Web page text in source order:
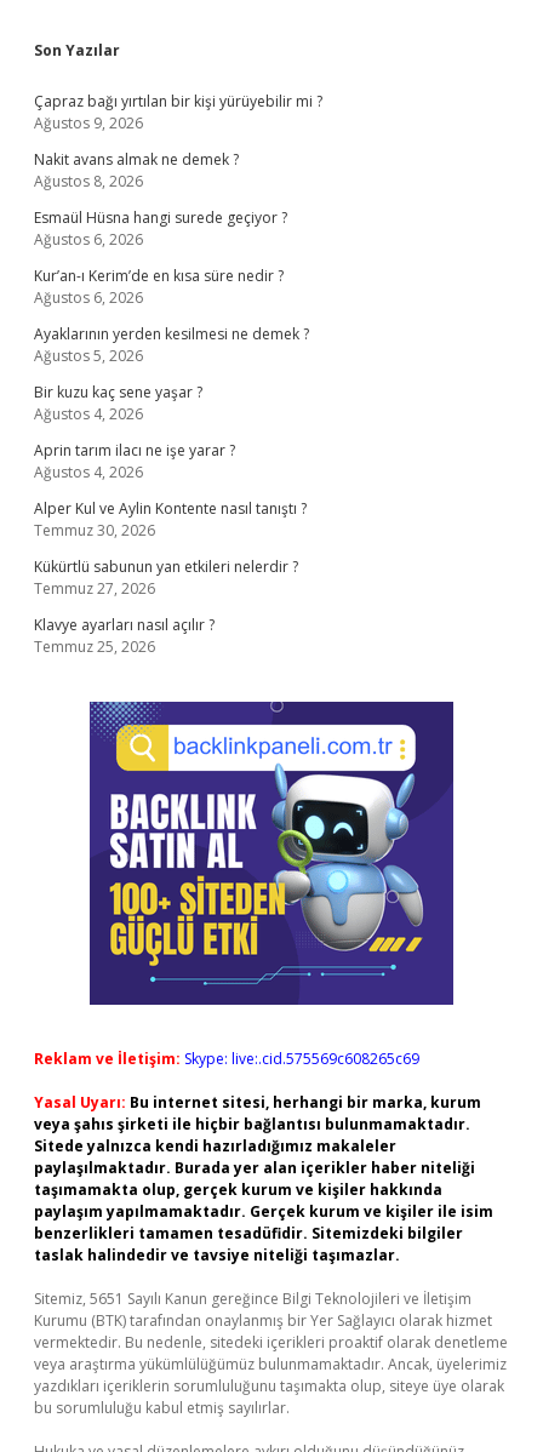
Sidebar
Son Yazılar
Çapraz bağı yırtılan bir kişi yürüyebilir mi ?
Ağustos 9, 2026
Nakit avans almak ne demek ?
Ağustos 8, 2026
Esmaül Hüsna hangi surede geçiyor ?
Ağustos 6, 2026
Kur’an-ı Kerim’de en kısa süre nedir ?
Ağustos 6, 2026
Ayaklarının yerden kesilmesi ne demek ?
Ağustos 5, 2026
Bir kuzu kaç sene yaşar ?
Ağustos 4, 2026
Aprin tarım ilacı ne işe yarar ?
Ağustos 4, 2026
Alper Kul ve Aylin Kontente nasıl tanıştı ?
Temmuz 30, 2026
Kükürtlü sabunun yan etkileri nelerdir ?
Temmuz 27, 2026
Klavye ayarları nasıl açılır ?
Temmuz 25, 2026
Reklam ve İletişim: Skype: live:.cid.575569c608265c69
Yasal Uyarı: Bu internet sitesi, herhangi bir marka, kurum
veya şahıs şirketi ile hiçbir bağlantısı bulunmamaktadır.
Sitede yalnızca kendi hazırladığımız makaleler
paylaşılmaktadır. Burada yer alan içerikler haber niteliği
taşımamakta olup, gerçek kurum ve kişiler hakkında
paylaşım yapılmamaktadır. Gerçek kurum ve kişiler ile isim
benzerlikleri tamamen tesadüfidir. Sitemizdeki bilgiler
taslak halindedir ve tavsiye niteliği taşımazlar.
Sitemiz, 5651 Sayılı Kanun gereğince Bilgi Teknolojileri ve İletişim
Kurumu (BTK) tarafından onaylanmış bir Yer Sağlayıcı olarak hizmet
vermektedir. Bu nedenle, sitedeki içerikleri proaktif olarak denetleme
veya araştırma yükümlülüğümüz bulunmamaktadır. Ancak, üyelerimiz
yazdıkları içeriklerin sorumluluğunu taşımakta olup, siteye üye olarak
bu sorumluluğu kabul etmiş sayılırlar.